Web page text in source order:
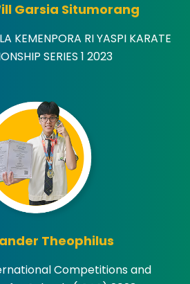
Garsia Situmorang
KEMENPORA RI YASPI KARATE
SERIES 1 2023
Theophilus
Competitions and